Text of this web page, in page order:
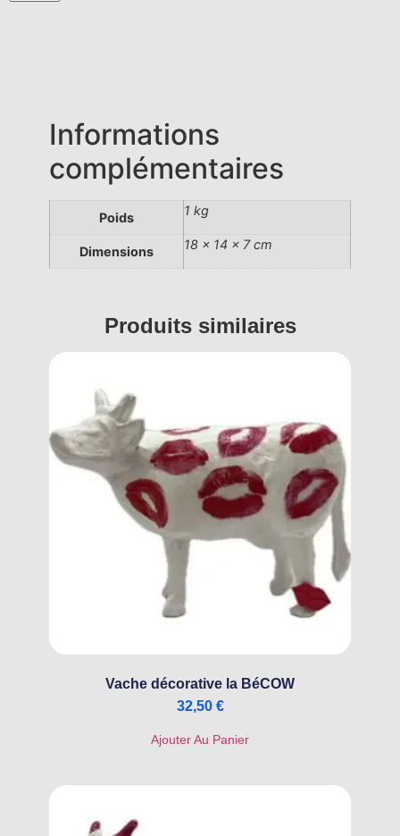
Informations
complémentaires
Poids 1 kg
Dimensions 18 × 14 × 7 cm
Produits similaires
Vache décorative la BéCOW
32,50 €
Ajouter Au Panier